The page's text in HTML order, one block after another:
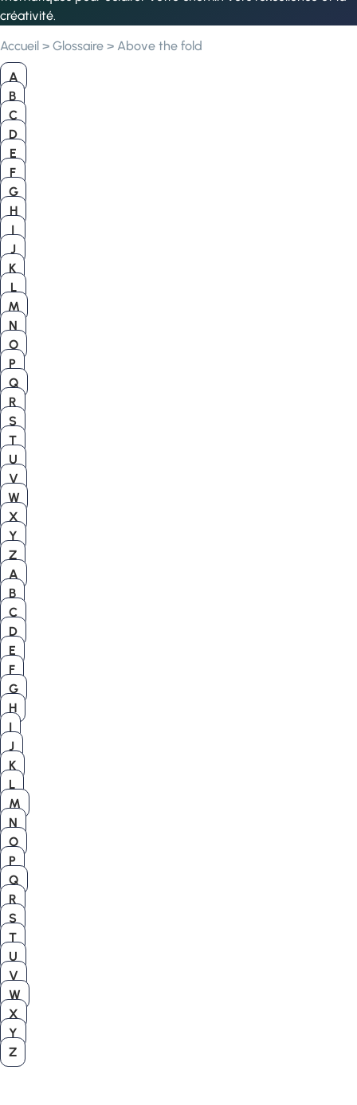
créativité.
Accueil > Glossaire > Above the fold
A
B
C
D
E
F
G
H
I
J
K
L
M
N
O
P
Q
R
S
T
U
V
W
X
Y
Z
A
B
C
D
E
F
G
H
I
J
K
L
M
N
O
P
Q
R
S
T
U
V
W
X
Y
Z